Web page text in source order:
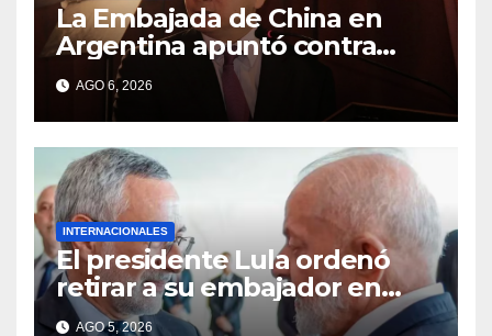
La Embajada de China en
Argentina apuntó contra
Estados Unidos por
“obstrucción”
AGO 6, 2026
INTERNACIONALES
El presidente Lula ordenó
retirar a su embajador en
Argentina
AGO 5, 2026